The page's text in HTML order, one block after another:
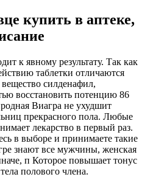
купить в аптеке,
к явному результату. Так как
таблетки отличаются
силденафил,
восстановить потенцию 86
Виагра не ухудшит
прекрасного пола. Любые
лекарство в первый раз.
в выборе и принимаете такие
знают все мужчины, женская
п Которое повышает тонус
полового члена.